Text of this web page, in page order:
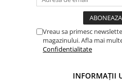
Vreau sa primesc
magazinului. Afla mai
Confidentialitate
INFORMAȚII